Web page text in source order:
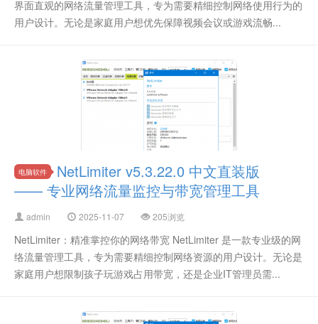
界面直观的网络流量管理工具，专为需要精细控制网络使用行为的
用户设计。无论是家庭用户想优先保障视频会议或游戏流畅...
电脑软件
NetLimiter v5.3.22.0 中文直装版
—— 专业网络流量监控与带宽管理工具
admin 2025-11-07 205浏览
NetLimiter：精准掌控你的网络带宽 NetLimiter 是一款专业级的网
络流量管理工具，专为需要精细控制网络资源的用户设计。无论是
家庭用户想限制孩子玩游戏占用带宽，还是企业IT管理员需...